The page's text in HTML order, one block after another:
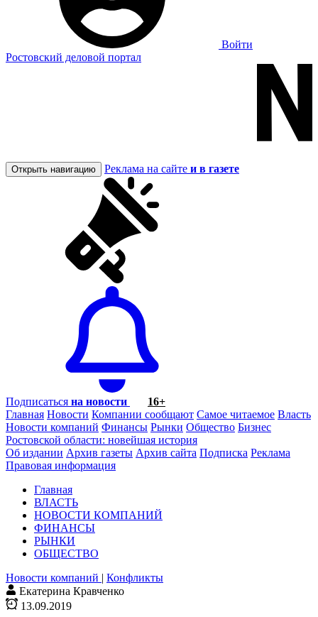
Войти
Ростовский деловой портал
Открыть навигацию Реклама на сайте и в газете
Подписаться на новости
16+
Главная Новости Компании сообщают Самое читаемое Власть
Новости компаний Финансы Рынки Общество Бизнес
Ростовской области: новейшая история
Об издании Архив газеты Архив сайта Подписка Реклама
Правовая информация
Главная
ВЛАСТЬ
НОВОСТИ КОМПАНИЙ
ФИНАНСЫ
РЫНКИ
ОБЩЕСТВО
Новости компаний | Конфликты
Екатерина Кравченко
13.09.2019